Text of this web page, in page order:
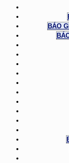
BÁO